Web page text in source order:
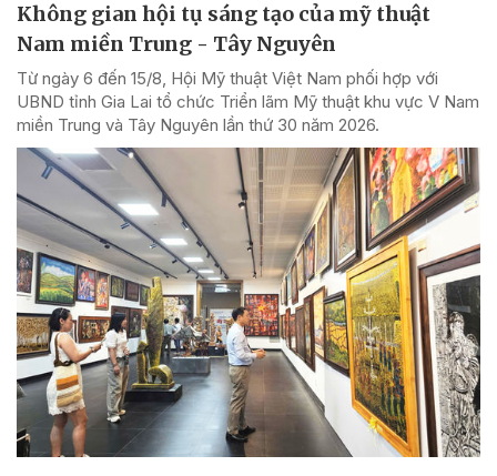
Không gian hội tụ sáng tạo của mỹ thuật
Nam miền Trung - Tây Nguyên
Từ ngày 6 đến 15/8, Hội Mỹ thuật Việt Nam phối hợp với
UBND tỉnh Gia Lai tổ chức Triển lãm Mỹ thuật khu vực V Nam
miền Trung và Tây Nguyên lần thứ 30 năm 2026.